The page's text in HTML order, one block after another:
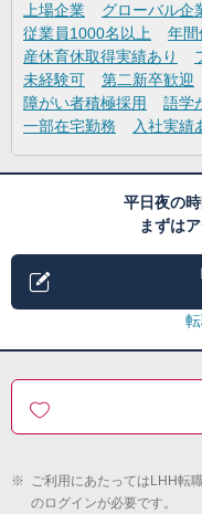
上場企業 グローバル企
従業員1000名以上
年
産休育休取得実績あり
未経験可
第二新卒歓迎
障がい者積極採用
語学
一部在宅勤務
入社実績
平日夜の
まずは
※ ご利用にあたってはLHH転
のログインが必要です。